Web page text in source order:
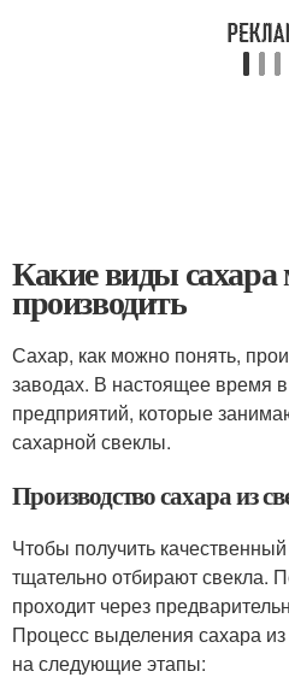
Какие виды
производить
Сахар, как можно понять,
заводах. В настоящее время
предприятий, которые
сахарной свеклы.
Производство сахара из
Чтобы получить
тщательно отбирают свекла.
проходит через
Процесс выделения сахара
на следующие этапы: